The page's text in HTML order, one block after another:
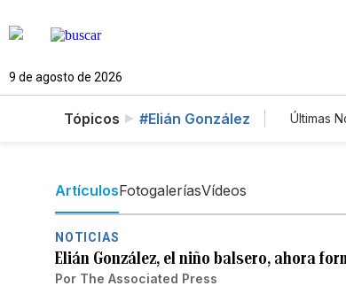
9 de agosto de 2026
Tópicos #Elián González Últimas
ArtículosFotogaleríasVídeos
NOTICIAS
Elián González, el niño balsero, ahora
Por The Associated Press